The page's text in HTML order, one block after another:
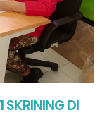
SKRINING DI